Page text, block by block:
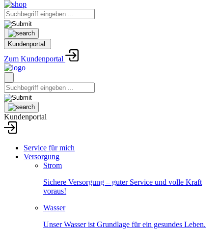
Kundenportal
Zum Kundenportal
Kundenportal
Service für mich
Versorgung
Strom
Sichere Versorgung – guter Service und volle Kraft
voraus!
Wasser
Unser Wasser ist Grundlage für ein gesundes Leben.